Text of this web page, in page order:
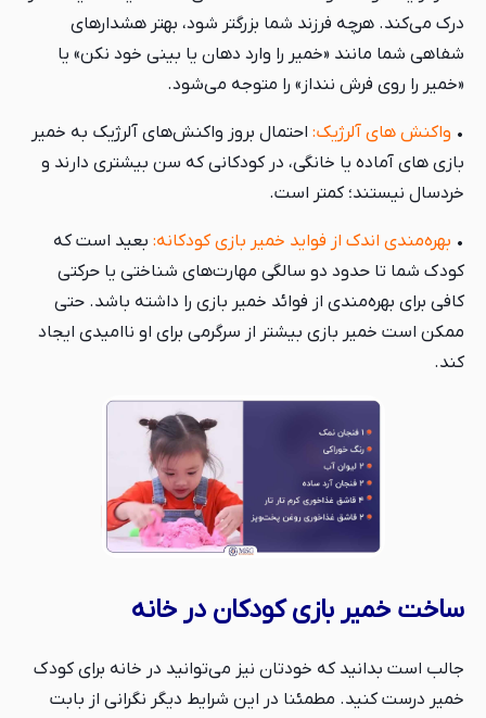
درک می‌کند. هرچه فرزند شما بزرگتر شود، بهتر هشدارهای
شفاهی شما مانند «خمیر را وارد دهان یا بینی خود نکن» یا
«خمیر را روی فرش ننداز» را متوجه می‌شود.
• واکنش‌ های آلرژیک: احتمال بروز واکنش‌های آلرژیک به خمیر
بازی های آماده یا خانگی، در کودکانی که سن بیشتری دارند و
خردسال نیستند؛ کمتر است.
• بهره‌مندی اندک از فواید خمیر بازی کودکانه: بعید است که
کودک شما تا حدود دو سالگی مهارت‌های شناختی یا حرکتی
کافی برای بهره‌مندی از فوائد خمیر بازی را داشته باشد. حتی
ممکن است خمیر بازی بیشتر از سرگرمی برای او ناامیدی ایجاد
کند.
ساخت خمیر بازی کودکان در خانه
جالب است بدانید که خودتان نیز می‌توانید در خانه برای کودک
خمیر درست کنید. مطمئنا در این شرایط دیگر نگرانی از بابت